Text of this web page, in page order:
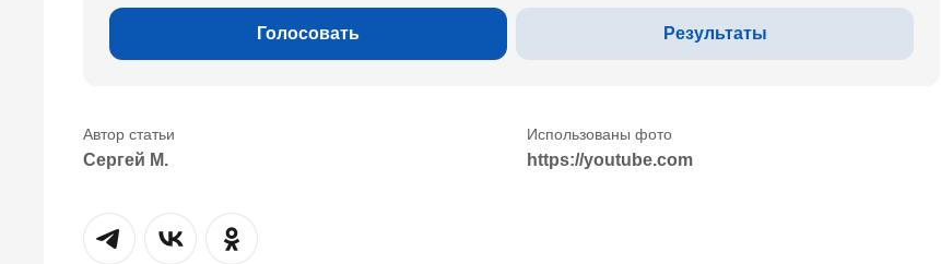
Голосовать Результаты
Сергей М. https://youtube.com